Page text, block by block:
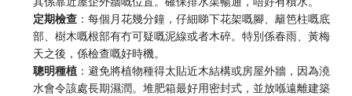
定期檢查 ：每個月花幾分鐘，仔細睇下花架嘅腳、籬笆柱嘅底
部、樹木嘅根部有冇可疑嘅泥線或者木碎。特別係春雨、黃梅
天之後，係檢查嘅好時機。
聰明種植 ：避免將植物種得太貼近木結構或房屋外牆，因為澆
水會令該處長期濕潤。堆肥箱最好用密封式，並放喺遠離建築